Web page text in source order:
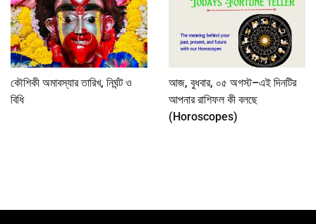
কৌশিকী অমাবস্যার তারিখ, নির্ঘন্ট ও
বিধি
আজ, বুধবার, ০৫ অগস্ট–এই দিনটির
আপনার রাশিফল কী বলছে
(Horoscopes)